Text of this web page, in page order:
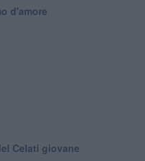
d'amore
Celati giovane